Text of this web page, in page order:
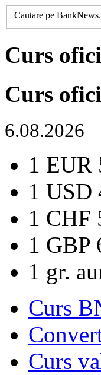
Cautare pe
Curs
Curs
6.08.2026
1 EUR
1 USD
1 CHF
1 GBP
1 gr.
Curs
Curs